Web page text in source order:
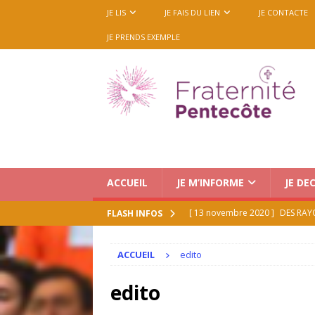
JE LIS JE FAIS DU LIEN JE CONTACTE
JE PRENDS EXEMPLE
ACCUEIL JE M’INFORME JE
FLASH INFOS [ 13 novembre 2020 ] DES
[ 21 juillet 2026 ] Le
ACCUEIL
ACCUEIL edito
edito